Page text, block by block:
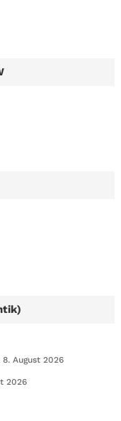
8. August 2026
2026